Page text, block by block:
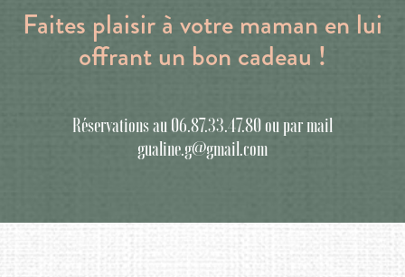
Faites plaisir à votre maman en lui
offrant un bon cadeau !
Réservations au 06.87.33.47.80 ou par mail
gualine.g@gmail.com